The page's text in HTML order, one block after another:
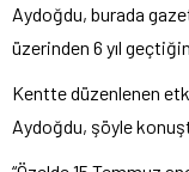
Aydoğdu, burada
üzerinden 6 yıl
Kentte düzenlenen
Aydoğdu, şöyle